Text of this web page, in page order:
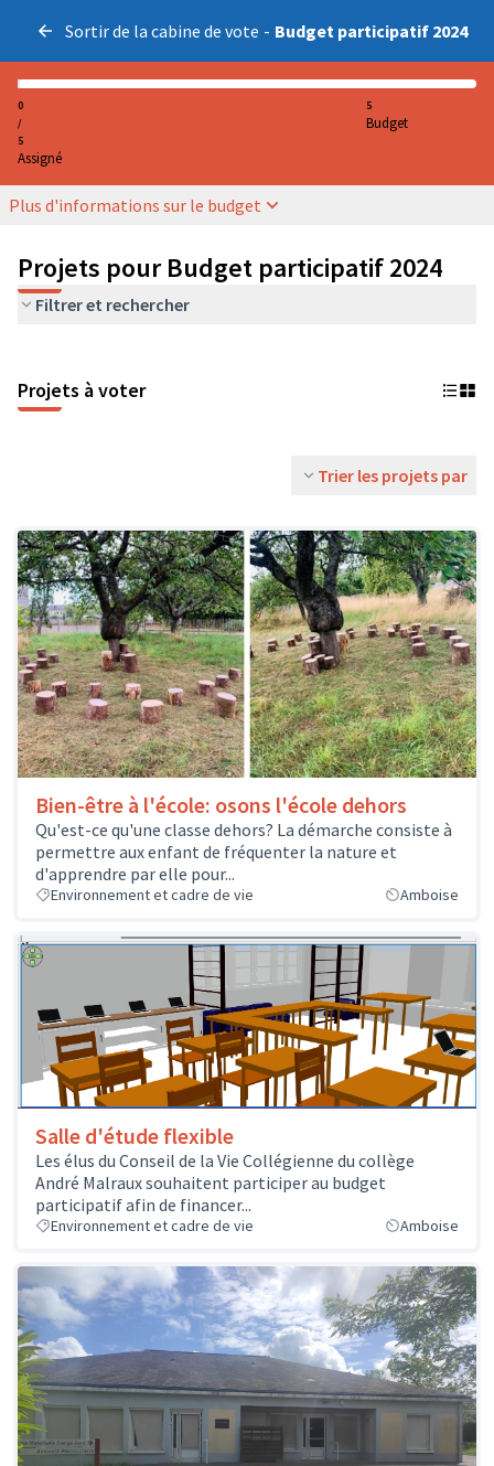
Sortir de la cabine de vote - Budget participatif 2024
0
/
5
Assigné
5
Budget
Plus d'informations sur le budget
Projets pour Budget participatif 2024
Filtrer et rechercher
Projets à voter
Trier les projets par
Bien-être à l'école: osons l'école dehors
Qu'est-ce qu'une classe dehors? La démarche consiste à
permettre aux enfant de fréquenter la nature et
d'apprendre par elle pour...
Environnement et cadre de vie Amboise
Salle d'étude flexible
Les élus du Conseil de la Vie Collégienne du collège
André Malraux souhaitent participer au budget
participatif afin de financer...
Environnement et cadre de vie Amboise